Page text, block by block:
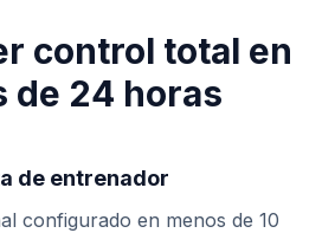
control total en
de 24 horas
de entrenador
configurado en menos de 10